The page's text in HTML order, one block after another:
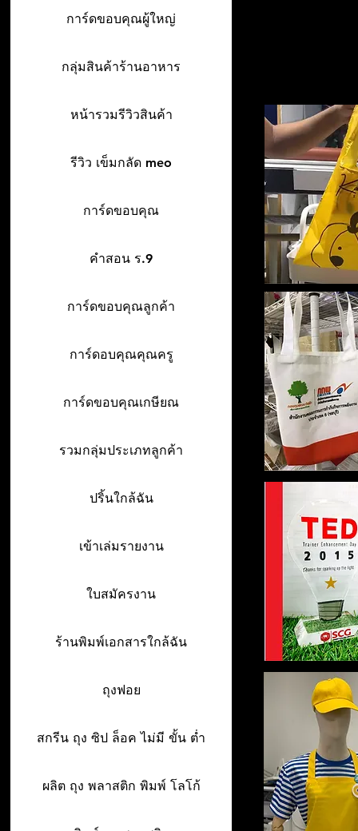
การ์ดขอบคุณผู้ใหญ่
กลุ่มสินค้าร้านอาหาร
หน้ารวมรีวิวสินค้า
รีวิว เข็มกลัด meo
การ์ดขอบคุณ
คำสอน ร.9
การ์ดขอบคุณลูกค้า
การ์ดอบคุณคุณครู
การ์ดขอบคุณเกษียณ
รวมกลุ่มประเภทลูกค้า
ปริ้นใกล้ฉัน
เข้าเล่มรายงาน
ใบสมัครงาน
ร้านพิมพ์เอกสารใกล้ฉัน
ถุงฟอย
สกรีน ถุง ซิป ล็อค ไม่มี ขั้น ต่ำ
ผลิต ถุง พลาสติก พิมพ์ โลโก้